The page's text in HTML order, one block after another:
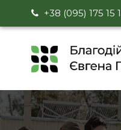
+38 (095) 175 15